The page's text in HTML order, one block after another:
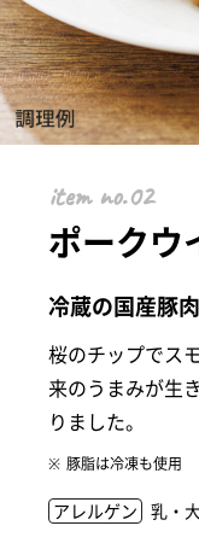
item
ポークウ
冷蔵の国産豚
桜のチップでス
来のうまみが生
りました。
豚脂は冷凍も使用
アレルゲン 乳・